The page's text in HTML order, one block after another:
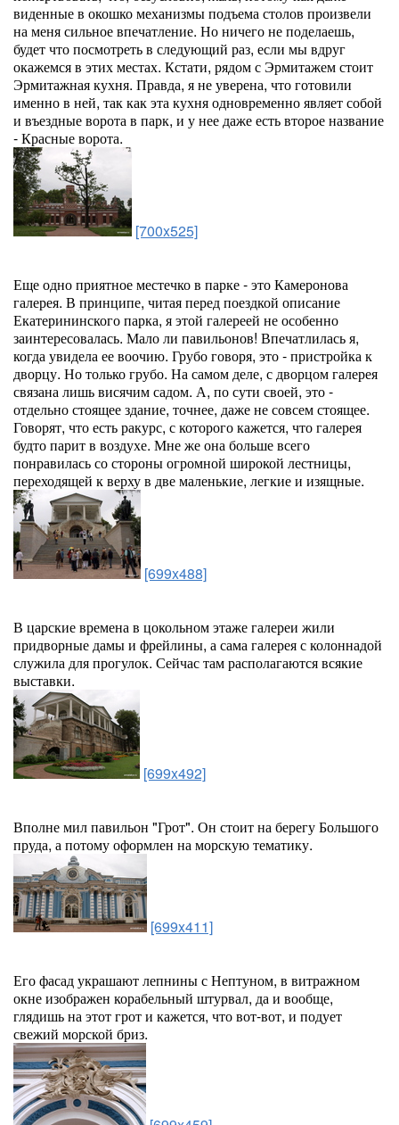
виденные в окошко механизмы подъема столов произвели
на меня сильное впечатление. Но ничего не поделаешь,
будет что посмотреть в следующий раз, если мы вдруг
окажемся в этих местах. Кстати, рядом с Эрмитажем стоит
Эрмитажная кухня. Правда, я не уверена, что готовили
именно в ней, так как эта кухня одновременно являет собой
и въездные ворота в парк, и у нее даже есть второе название
- Красные ворота.
[700x525]
Еще одно приятное местечко в парке - это Камеронова
галерея. В принципе, читая перед поездкой описание
Екатерининского парка, я этой галереей не особенно
заинтересовалась. Мало ли павильонов! Впечатлилась я,
когда увидела ее воочию. Грубо говоря, это - пристройка к
дворцу. Но только грубо. На самом деле, с дворцом галерея
связана лишь висячим садом. А, по сути своей, это -
отдельно стоящее здание, точнее, даже не совсем стоящее.
Говорят, что есть ракурс, с которого кажется, что галерея
будто парит в воздухе. Мне же она больше всего
понравилась со стороны огромной широкой лестницы,
переходящей к верху в две маленькие, легкие и изящные.
[699x488]
В царские времена в цокольном этаже галереи жили
придворные дамы и фрейлины, а сама галерея с колоннадой
служила для прогулок. Сейчас там располагаются всякие
выставки.
[699x492]
Вполне мил павильон "Грот". Он стоит на берегу Большого
пруда, а потому оформлен на морскую тематику.
[699x411]
Его фасад украшают лепнины с Нептуном, в витражном
окне изображен корабельный штурвал, да и вообще,
глядишь на этот грот и кажется, что вот-вот, и подует
свежий морской бриз.